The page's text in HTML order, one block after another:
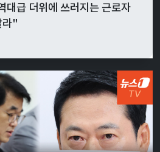
급 더위에 쓰러지는 근로자
라"